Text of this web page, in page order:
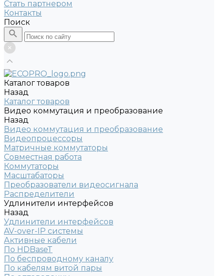
Стать партнером
Контакты
Поиск
Каталог товаров
Назад
Каталог товаров
Видео коммутация и преобразование
Назад
Видео коммутация и преобразование
Видеопроцессоры
Матричные коммутаторы
Совместная работа
Коммутаторы
Масштабаторы
Преобразователи видеосигнала
Распределители
Удлинители интерфейсов
Назад
Удлинители интерфейсов
AV-over-IP системы
Активные кабели
По HDBaseT
По беспроводному каналу
По кабелям витой пары